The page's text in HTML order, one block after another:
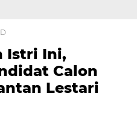
Istri Ini,
Calon
Lestari